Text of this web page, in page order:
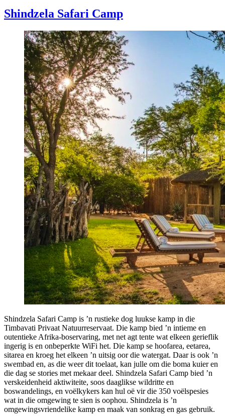
Shindzela Safari Camp
Shindzela Safari Camp is ’n rustieke dog luukse kamp in die
Timbavati Privaat Natuurreservaat. Die kamp bied ’n intieme en
outentieke Afrika-boservaring, met net agt tente wat elkeen gerieflik
ingerig is en onbeperkte WiFi het. Die kamp se hoofarea, eetarea,
sitarea en kroeg het elkeen ’n uitsig oor die watergat. Daar is ook ’n
swembad en, as die weer dit toelaat, kan julle om die boma kuier en
die dag se stories met mekaar deel. Shindzela Safari Camp bied ’n
verskeidenheid aktiwiteite, soos daaglikse wildritte en
boswandelings, en voëlkykers kan hul oë vir die 350 voëlspesies
wat in die omgewing te sien is oophou. Shindzela is ’n
omgewingsvriendelike kamp en maak van sonkrag en gas gebruik.